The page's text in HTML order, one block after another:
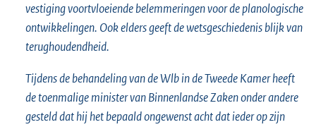
vestiging voortvloeiende belemmeringen voor de planologische
ontwikkelingen. Ook elders geeft de wetsgeschiedenis blijk van
terughoudendheid.
Tijdens de behandeling van de Wlb in de Tweede Kamer heeft
de toenmalige minister van Binnenlandse Zaken onder andere
gesteld dat hij het bepaald ongewenst acht dat ieder op zijn